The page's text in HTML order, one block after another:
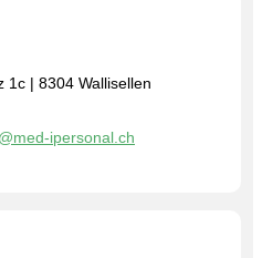
1c | 8304 Wallisellen
ipersonal.ch